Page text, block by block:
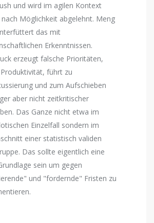
und wird im agilen Kontext
nach Möglichkeit abgelehnt. Meng
das mit
Erkenntnissen.
erzeugt falsche Prioritäten,
führt zu
und zum Aufschieben
aber nicht zeitkritischer
Das Ganze nicht etwa im
Einzelfall sondern im
einer statistisch validen
Das sollte eigentlich eine
sein um gegen
und "fordernde" Fristen zu